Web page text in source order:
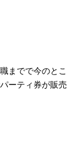
までで今のとこ
ーティ券が販売